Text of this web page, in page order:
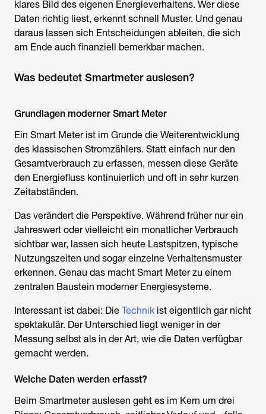
klares Bild des eigenen Energieverhaltens. Wer diese
Daten richtig liest, erkennt schnell Muster. Und genau
daraus lassen sich Entscheidungen ableiten, die sich
am Ende auch finanziell bemerkbar machen.
Was bedeutet Smartmeter auslesen?
Grundlagen moderner Smart Meter
Ein Smart Meter ist im Grunde die Weiterentwicklung
des klassischen Stromzählers. Statt einfach nur den
Gesamtverbrauch zu erfassen, messen diese Geräte
den Energiefluss kontinuierlich und oft in sehr kurzen
Zeitabständen.
Das verändert die Perspektive. Während früher nur ein
Jahreswert oder vielleicht ein monatlicher Verbrauch
sichtbar war, lassen sich heute Lastspitzen, typische
Nutzungszeiten und sogar einzelne Verhaltensmuster
erkennen. Genau das macht Smart Meter zu einem
zentralen Baustein moderner Energiesysteme.
Interessant ist dabei: Die Technik ist eigentlich gar nicht
spektakulär. Der Unterschied liegt weniger in der
Messung selbst als in der Art, wie die Daten verfügbar
gemacht werden.
Welche Daten werden erfasst?
Beim Smartmeter auslesen geht es im Kern um drei